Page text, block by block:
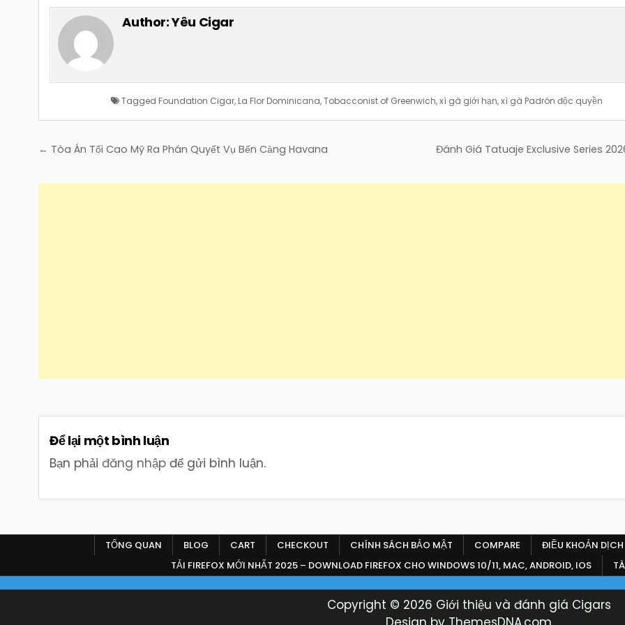
Author:Yêu Cigar
Tagged Foundation Cigar, La Flor Dominicana,Tobacconist of Greenwich,xì gà giới hạn,xì gà Padrón độc quyền
Điều
bài
Đánh Giá Tatuaje Exclusive Series
← Tòa Án Tối Cao Mỹ Ra Phán Quyết Vụ Bến Cảng Havana
Để lại một bình luận
Bạn phảiđăng nhập để gửi bình luận.
TỔNG QUAN BLOG CART CHECKOUT CHÍNH SÁCH BẢO MẬT COMPARE ĐIỀU KHOẢN
TẢI FIREFOX MỚI NHẤT 2025 – DOWNLOAD FIREFOX CHO WINDOWS 10/11, MAC, ANDROID, IOS
Copyright © 2026 Giới thiệu và đánh giá Cigars